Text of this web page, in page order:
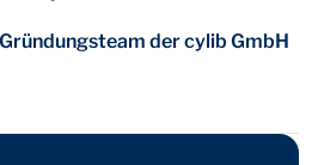
der cylib GmbH